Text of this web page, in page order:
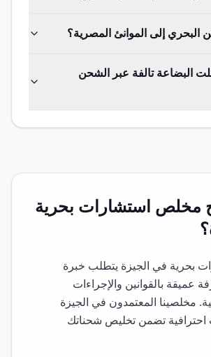
البحري إلى الموانئ المصرية؟
البضاعة تالفة عبر الشحن
مخلص استشارات بحرية
؟
بحرية في الجيزة يتطلب خبرة
بالقوانين والإجراءات
مخلصينا المعتمدون في الجيزة
تضمن تخليص شحناتك